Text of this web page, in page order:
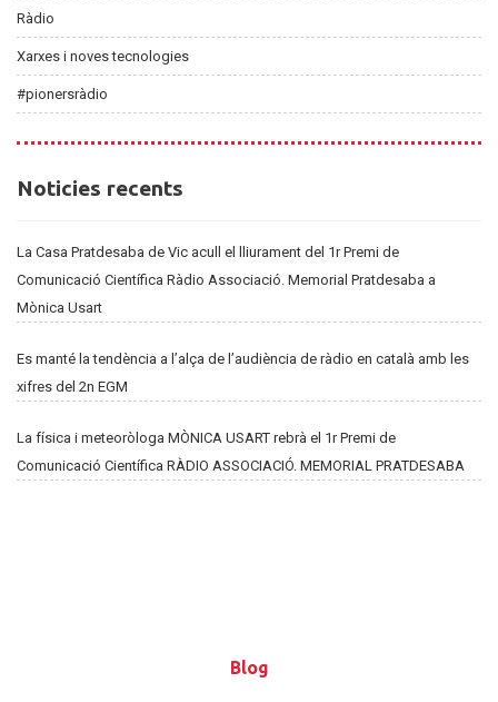
Ràdio
Xarxes i noves tecnologies
#pionersràdio
Noticies
Noticies recents
La Casa Pratdesaba de Vic acull el lliurament del 1r Premi de
Comunicació Científica Ràdio Associació. Memorial Pratdesaba a
Mònica Usart
Es manté la tendència a l’alça de l’audiència de ràdio en català amb les
xifres del 2n EGM
La física i meteoròloga MÒNICA USART rebrà el 1r Premi de
Comunicació Científica RÀDIO ASSOCIACIÓ. MEMORIAL PRATDESABA
Blog
Blog